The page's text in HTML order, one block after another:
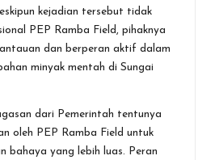
kejadian tersebut tidak
PEP Ramba Field, pihaknya
dan berperan aktif dalam
minyak mentah di Sungai
dari Pemerintah tentunya
oleh PEP Ramba Field untuk
bahaya yang lebih luas. Peran